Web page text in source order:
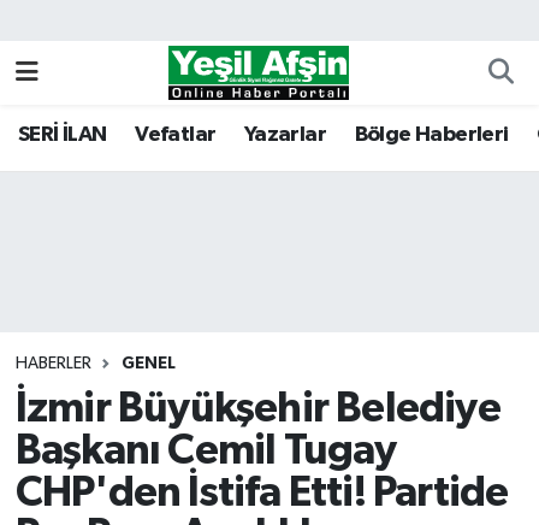
SERİ İLAN Vefatlar Yazarlar Bölge Haberleri
HABERLER GENEL
İzmir Büyükşehir Belediye
Başkanı Cemil Tugay
CHP'den İstifa Etti! Partide
Kahramanmaraş Nöbetçi Eczaneler
Tüm Manşetler
Son Dakika Haberleri
Haber Arşivi